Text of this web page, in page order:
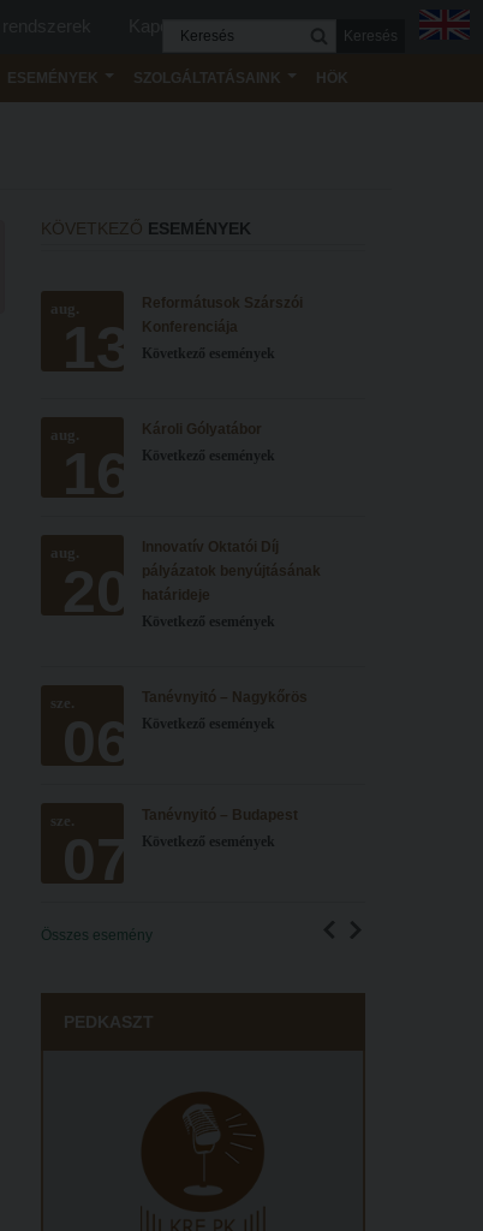
Kapcsolat
Keresés
ESEMÉNYEK SZOLGÁLTATÁSAINK HÖK
KÖVETKEZŐ ESEMÉNYEK
aug.
13
Reformátusok Szárszói
Konferenciája
Következő események
aug.
16
Károli Gólyatábor
Következő események
aug.
20
Innovatív Oktatói Díj
pályázatok benyújtásának
határideje
Következő események
sze.
06
Tanévnyitó – Nagykőrös
Következő események
sze.
07
Tanévnyitó – Budapest
Következő események
Összes esemény
PEDKASZT